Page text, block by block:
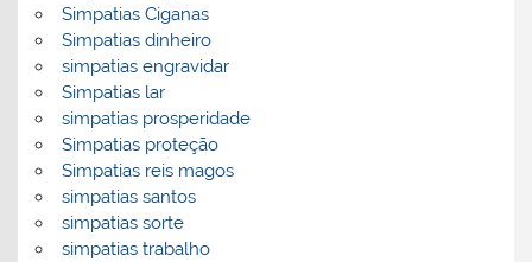
Simpatias Ciganas
Simpatias dinheiro
simpatias engravidar
Simpatias lar
simpatias prosperidade
Simpatias proteção
Simpatias reis magos
simpatias santos
simpatias sorte
simpatias trabalho